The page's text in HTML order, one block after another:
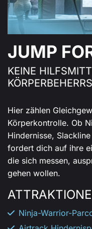
JUMP
KEINE
Hier zählen
Körperkontrolle. Ob
Hindernisse,
fordert dich auf ihre
die sich messen,
gehen wollen.
Ninja-Warrior-